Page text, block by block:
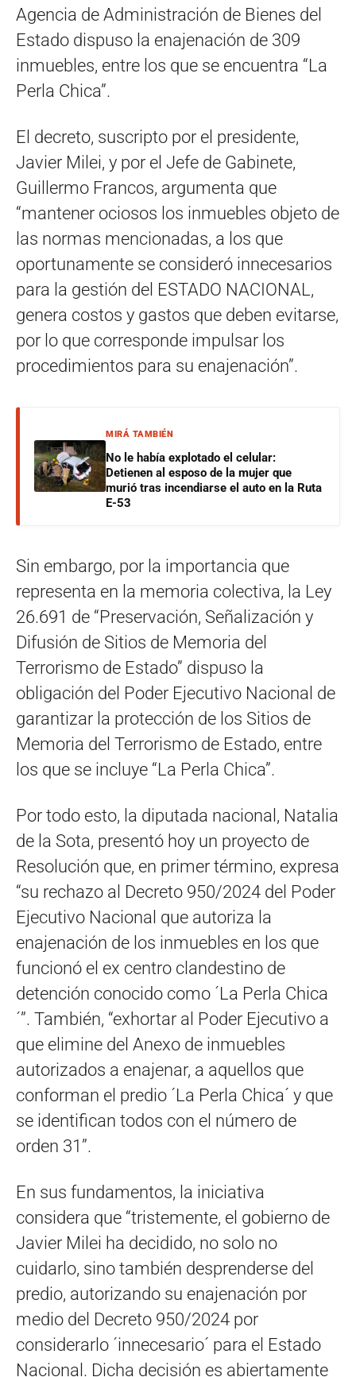
Agencia de Administración de Bienes del
Estado dispuso la enajenación de 309
inmuebles, entre los que se encuentra “La
Perla Chica”.
El decreto, suscripto por el presidente,
Javier Milei, y por el Jefe de Gabinete,
Guillermo Francos, argumenta que
“mantener ociosos los inmuebles objeto de
las normas mencionadas, a los que
oportunamente se consideró innecesarios
para la gestión del ESTADO NACIONAL,
genera costos y gastos que deben evitarse,
por lo que corresponde impulsar los
procedimientos para su enajenación”.
MIRÁ TAMBIÉN
No le había explotado el celular:
Detienen al esposo de la mujer que
murió tras incendiarse el auto en la Ruta
E-53
Sin embargo, por la importancia que
representa en la memoria colectiva, la Ley
26.691 de “Preservación, Señalización y
Difusión de Sitios de Memoria del
Terrorismo de Estado” dispuso la
obligación del Poder Ejecutivo Nacional de
garantizar la protección de los Sitios de
Memoria del Terrorismo de Estado, entre
los que se incluye “La Perla Chica”.
Por todo esto, la diputada nacional, Natalia
de la Sota, presentó hoy un proyecto de
Resolución que, en primer término, expresa
“su rechazo al Decreto 950/2024 del Poder
Ejecutivo Nacional que autoriza la
enajenación de los inmuebles en los que
funcionó el ex centro clandestino de
detención conocido como ´La Perla Chica
´”. También, “exhortar al Poder Ejecutivo a
que elimine del Anexo de inmuebles
autorizados a enajenar, a aquellos que
conforman el predio ´La Perla Chica´ y que
se identifican todos con el número de
orden 31”.
En sus fundamentos, la iniciativa
considera que “tristemente, el gobierno de
Javier Milei ha decidido, no solo no
cuidarlo, sino también desprenderse del
predio, autorizando su enajenación por
medio del Decreto 950/2024 por
considerarlo ´innecesario´ para el Estado
Nacional. Dicha decisión es abiertamente